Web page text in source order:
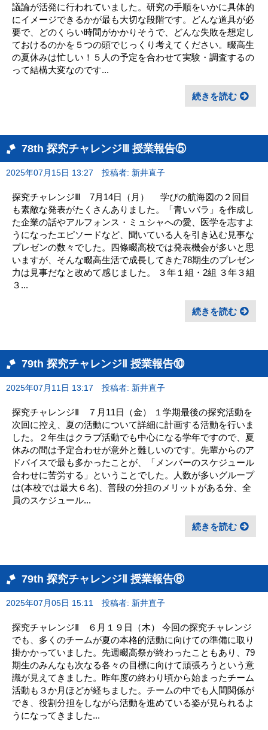
議論が活発に行われていました。研究の手順をいかに具体的
にイメージできるかが最も大切な段階です。どんな道具が必
要で、どのくらい時間がかかりそうで、どんな失敗を想定し
ておけるのかを５つの頭でじっくり考えてください。畷高生
の夏休みは忙しい！５人の予定を合わせて実験・調査するの
って結構大変なのです...
続きを読む
78th 探究チャレンジⅢ 授業報告⑤
2025年07月15日 13:27 投稿者: 新井直子
探究チャレンジⅢ 7月14日（月） 学びの航海図の２回目
も素敵な発表がたくさんありました。「青いバラ」を作成し
た企業の話やアルフォンス・ミュシャへの愛、医学を志すよ
うになったエピソードなど、聞いている人を引き込む見事な
プレゼンの数々でした。四條畷高校では発表機会が多いと思
いますが、そんな畷高生活で成長してきた78期生のプレゼン
力は見事だなと改めて感じました。 ３年１組・2組 ３年３組
３...
続きを読む
79th 探究チャレンジⅡ 授業報告⑩
2025年07月11日 13:17 投稿者: 新井直子
探究チャレンジⅡ ７月11日（金） １学期最後の探究活動を
次回に控え、夏の活動について詳細に計画する活動を行いま
した。２年生はクラブ活動でも中心になる学年ですので、夏
休みの間は予定合わせが意外と難しいのです。先輩からのア
ドバイスで最も多かったことが、「メンバーのスケジュール
合わせに苦労する」ということでした。人数が多いグループ
は(本校では最大６名)、普段の分担のメリットがある分、全
員のスケジュール...
続きを読む
79th 探究チャレンジⅡ 授業報告⑧
2025年07月05日 15:11 投稿者: 新井直子
探究チャレンジⅡ ６月１９日（木） 今回の探究チャレンジ
でも、多くのチームが夏の本格的活動に向けての準備に取り
掛かかっていました。先週畷高祭が終わったこともあり、79
期生のみんなも次なる各々の目標に向けて頑張ろうという意
識が見えてきました。昨年度の終わり頃から始まったチーム
活動も３か月ほどが経ちました。チームの中でも人間関係が
でき、役割分担をしながら活動を進めている姿が見られるよ
うになってきました...